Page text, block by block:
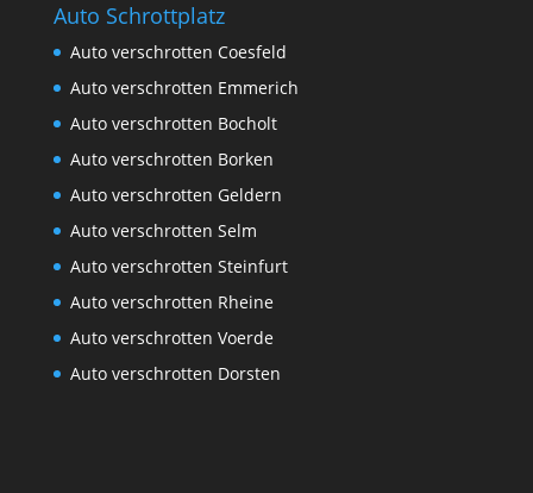
Auto Schrottplatz
Auto verschrotten Coesfeld
Auto verschrotten Emmerich
Auto verschrotten Bocholt
Auto verschrotten Borken
Auto verschrotten Geldern
Auto verschrotten Selm
Auto verschrotten Steinfurt
Auto verschrotten Rheine
Auto verschrotten Voerde
Auto verschrotten Dorsten